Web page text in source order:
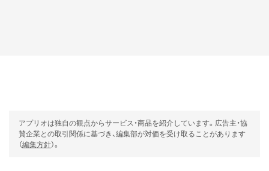
アプリオは独自の観点からサービス・商品を紹介しています。広告主・協
賛企業との取引関係に基づき、編集部が対価を受け取ることがあります
（編集方針）。